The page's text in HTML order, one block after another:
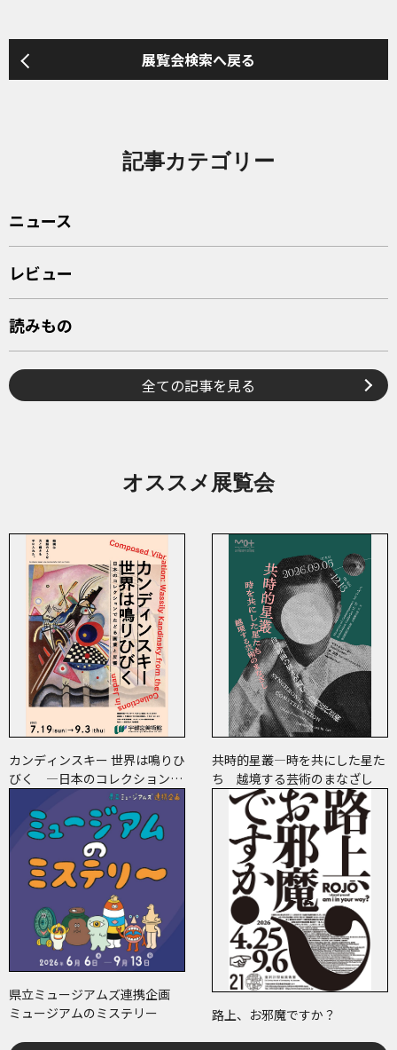
展覧会検索へ戻る
記事カテゴリー
ニュース
レビュー
読みもの
全ての記事を見る
オススメ展覧会
カンディンスキー 世界は鳴りひ
びく ―日本のコレクションで
たどる画業と反響―
共時的星叢―時を共にした星た
ち 越境する芸術のまなざし
県立ミュージアムズ連携企画
ミュージアムのミステリー
路上、お邪魔ですか？